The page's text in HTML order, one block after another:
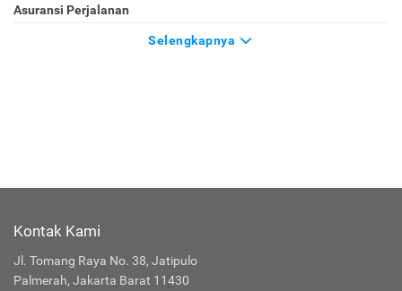
Asuransi Perjalanan
Selengkapnya
Kontak Kami
Jl. Tomang Raya No. 38, Jatipulo
Palmerah, Jakarta Barat 11430